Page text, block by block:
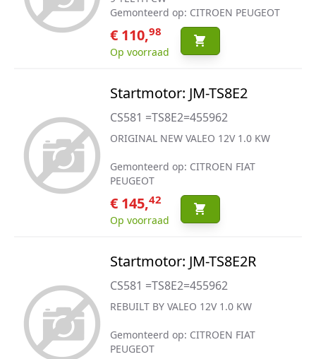
Gemonteerd op: CITROEN PEUGEOT
€ 110,98
Op voorraad
Startmotor: JM-TS8E2
CS581 =TS8E2=455962
ORIGINAL NEW VALEO 12V 1.0 KW
Gemonteerd op: CITROEN FIAT
PEUGEOT
€ 145,42
Op voorraad
Startmotor: JM-TS8E2R
CS581 =TS8E2=455962
REBUILT BY VALEO 12V 1.0 KW
Gemonteerd op: CITROEN FIAT
PEUGEOT